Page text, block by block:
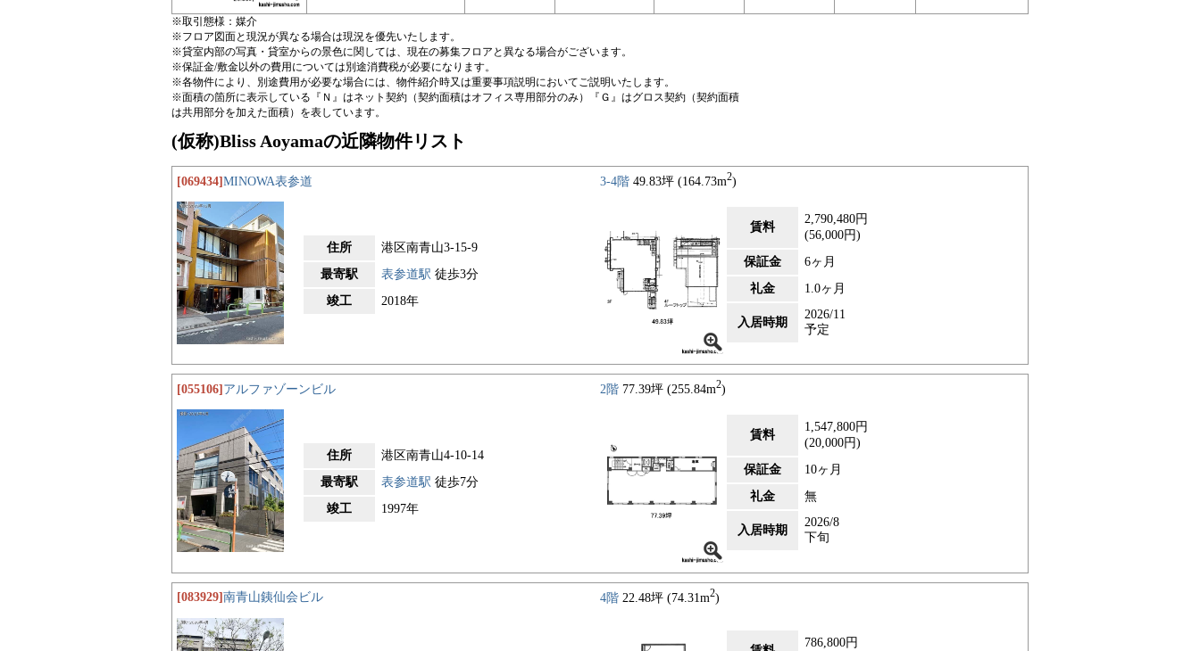
※取引態様：媒介
※フロア図面と現況が異なる場合は現況を優先いたします。
※貸室内部の写真・貸室からの景色に関しては、現在の募集フロアと異なる場合がございます。
※保証金/敷金以外の費用については別途消費税が必要になります。
※各物件により、別途費用が必要な場合には、物件紹介時又は重要事項説明においてご説明いたします。
※面積の箇所に表示している『Ｎ』はネット契約（契約面積はオフィス専用部分のみ）『Ｇ』はグロス契約（契約面積
は共用部分を加えた面積）を表しています。
(仮称)Bliss Aoyamaの近隣物件リスト
[069434]MINOWA表参道 3-4階 49.83坪 (164.73m2)
住所
港区南青山3-15-9
最寄駅
表参道駅 徒歩3分
竣工
2018年
賃料
2,790,480円
(56,000円)
保証金
6ヶ月
礼金
1.0ヶ月
入居時期
2026/11
予定
[055106] アルファゾーンビル 2階 77.39坪 (255.84m2)
住所
港区南青山4-10-14
最寄駅
表参道駅 徒歩7分
竣工
1997年
賃料
1,547,800円
(20,000円)
保証金
10ヶ月
礼金
無
入居時期
2026/8
下旬
[083929] 南青山銕仙会ビル 4階 22.48坪 (74.31m2)
786,800円